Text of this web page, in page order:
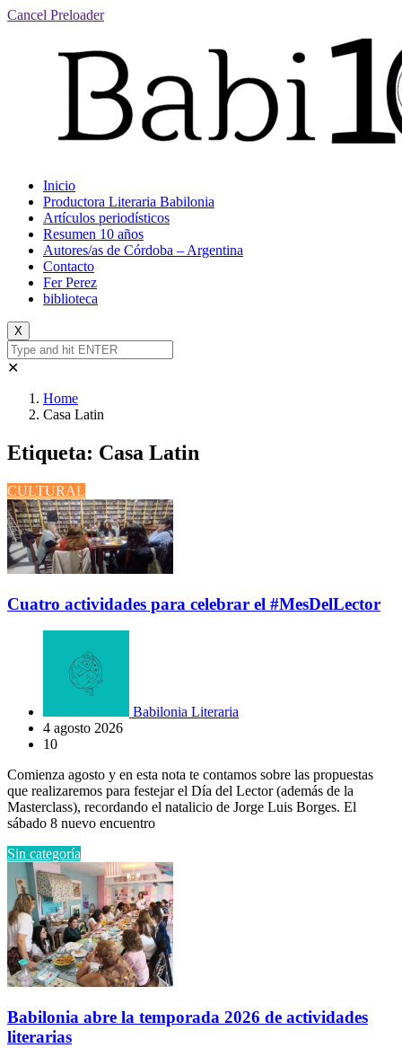
Cancel Preloader
Inicio
Productora Literaria Babilonia
Artículos periodísticos
Resumen 10 años
Autores/as de Córdoba – Argentina
Contacto
Fer Perez
biblioteca
X
✕
Home
Casa Latin
Etiqueta: Casa Latin
CULTURAL
Cuatro actividades para celebrar el #MesDelLector
Babilonia Literaria
4 agosto 2026
10
Comienza agosto y en esta nota te contamos sobre las propuestas
que realizaremos para festejar el Día del Lector (además de la
Masterclass), recordando el natalicio de Jorge Luis Borges. El
sábado 8 nuevo encuentro
Sin categoría
Babilonia abre la temporada 2026 de actividades
literarias